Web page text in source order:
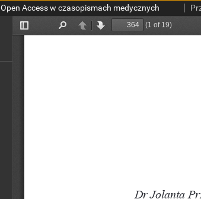
Open Access w czasopismach medycznych